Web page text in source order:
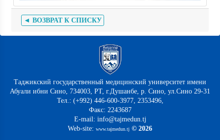
◄ ВОЗВРАТ К СПИСКУ
Таджикский государственный медицинский университет имени
Абуали ибни Сино, 734003, РТ, г.Душанбе, р. Сино, ул.Сино 29-31
Тел.: (+992) 446-600-3977, 2353496,
Факс: 2243687
E-mail: info@tajmedun.tj
Web-site: www.tajmedun.tj © 2026